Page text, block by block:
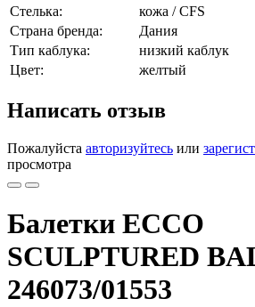
Стелька:
кожа / CFS
Страна бренда:
Дания
Тип каблука:
низкий каблук
Цвет:
желтый
Написать отзыв
Пожалуйста авторизуйтесь или
просмотра
Балетки ECCO
SCULPTURED
246073/01553